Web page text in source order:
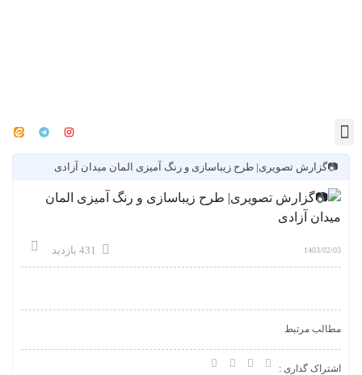
📷گزارش تصویری| طرح زیباسازی و رنگ آمیزی المان میدان آزادی
1403/02/03 431 بازدید
مطالب مرتبط
اشتراک گذاری :